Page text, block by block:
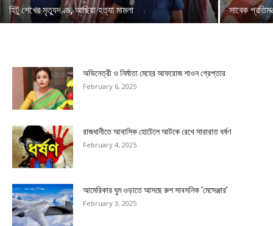
হিটু শেখের মৃত্যুদণ্ড, আছিয়া হত্যা মামলা সাবেক
অভিনেত্রী ও নির্মাতা মেহের আফরোজ শাওন গ্রেপ্তার
February 6, 2025
রাজধানীতে আবাসিক হোটেলে আটকে রেখে সারারাত ধর্ষণ
February 4, 2025
আমেরিকার ঘুম ওড়াতে আসছে রুশ সাবসনিক ‘মেসেঞ্জার’
February 3, 2025